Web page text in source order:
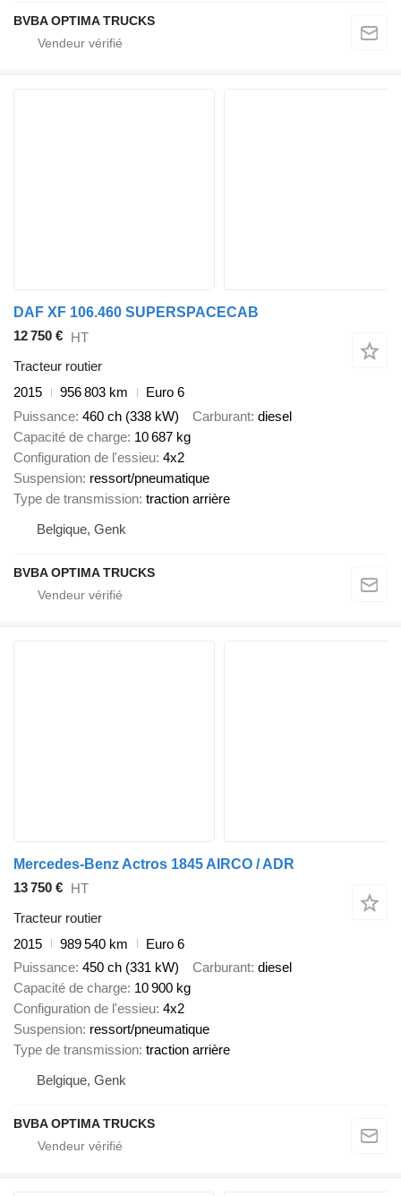
BVBA OPTIMA TRUCKS
DAF XF 106.460 SUPERSPACECAB
12 750 € HT
Tracteur routier
2015
956 803 km
Euro 6
Puissance 460 ch (338 kW) Carburant diesel
Capacité de charge 10 687 kg
Configuration de l'essieu 4x2
Suspension ressort/pneumatique
Type de transmission traction arrière
Belgique, Genk
BVBA OPTIMA TRUCKS
Mercedes-Benz Actros 1845 AIRCO / ADR
13 750 € HT
Tracteur routier
2015
989 540 km
Euro 6
Puissance 450 ch (331 kW) Carburant diesel
Capacité de charge 10 900 kg
Configuration de l'essieu 4x2
Suspension ressort/pneumatique
Type de transmission traction arrière
Belgique, Genk
BVBA OPTIMA TRUCKS